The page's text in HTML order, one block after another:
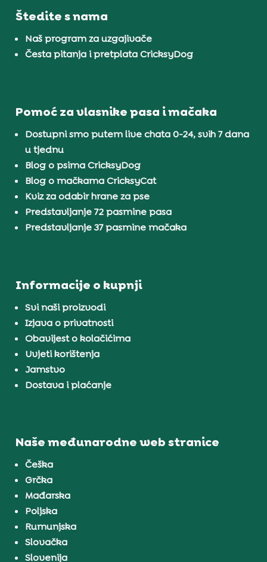
Štedite s nama
Naš program za uzgajivače
Česta pitanja i pretplata CricksyDog
Pomoć za vlasnike pasa i mačaka
Dostupni smo putem live chata 0-24, svih 7 dana
u tjednu
Blog o psima CricksyDog
Blog o mačkama CricksyCat
Kviz za odabir hrane za pse
Predstavljanje 72 pasmine pasa
Predstavljanje 37 pasmine mačaka
Informacije o kupnji
Svi naši proizvodi
Izjava o privatnosti
Obavijest o kolačićima
Uvjeti korištenja
Jamstvo
Dostava i plaćanje
Naše međunarodne web stranice
Češka
Grčka
Mađarska
Poljska
Rumunjska
Slovačka
Slovenija